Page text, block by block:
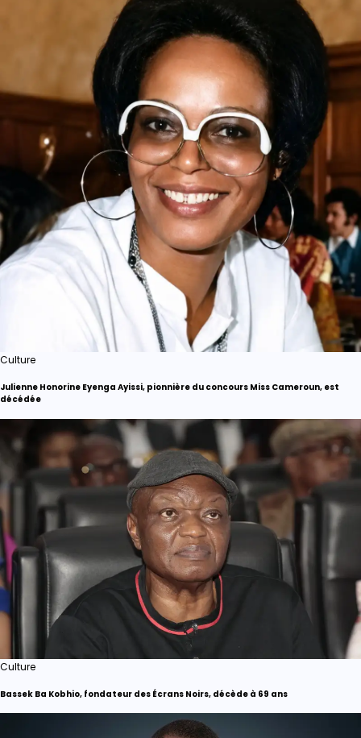
Culture
Julienne Honorine Eyenga Ayissi, pionnière du concours Miss Cameroun, est
décédée
Culture
Bassek Ba Kobhio, fondateur des Écrans Noirs, décède à 69 ans